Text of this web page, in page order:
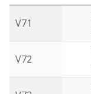
V71
V72